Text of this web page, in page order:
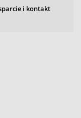
i kontakt